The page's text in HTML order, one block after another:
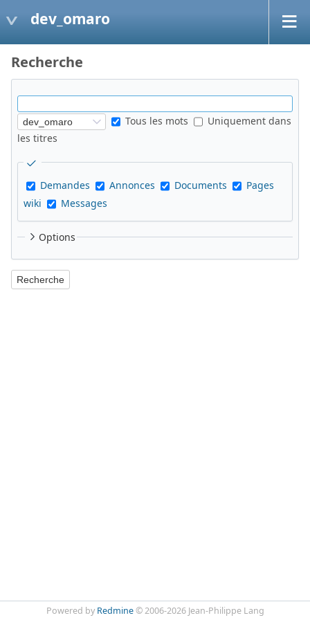
dev_omaro
Recherche
Tous les mots
Uniquement dans
les titres
Demandes Annonces Documents
Pages
wiki
Messages
Options
Powered by Redmine© 2006-2026 Jean-Philippe Lang